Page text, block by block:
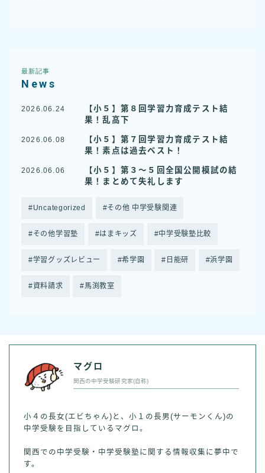
最新記事
News
【小５】第８回学習力育成テスト結
果！乱高下
2026.06.24
【小５】第７回学習力育成テスト結
果！素点は過去ベスト！
2026.06.08
【小５】第３〜５回全国公開模試の結
果！まとめて失礼します
2026.06.06
Uncategorized その他 中学受験関連
その他学習塾 はまキッズ 中学受験塾比較
学習グッズレビュー 希学園 日能研 浜学園
資料請求 馬渕教室
マグロ
関西の中学受験研究家(自称)
小４の長女(エビちゃん)と、小１の長男(サーモンくん)の
中学受験を目指しているマグロ。
関西での中学受験・中学受験塾に関する情報収集に夢中で
す。